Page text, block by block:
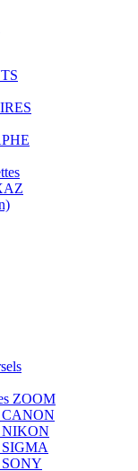
ZOOM
CANON
NIKON
SIGMA
SONY